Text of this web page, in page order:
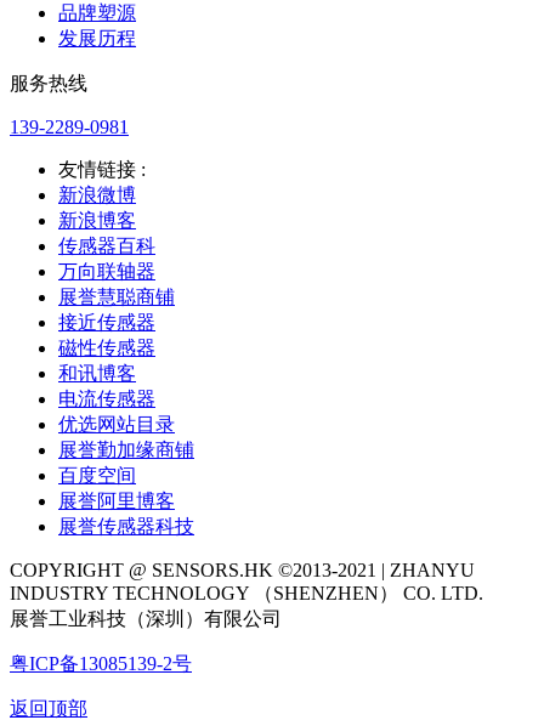
品牌塑源
发展历程
服务热线
139-2289-0981
友情链接 :
新浪微博
新浪博客
传感器百科
万向联轴器
展誉慧聪商铺
接近传感器
磁性传感器
和讯博客
电流传感器
优选网站目录
展誉勤加缘商铺
百度空间
展誉阿里博客
展誉传感器科技
COPYRIGHT @ SENSORS.HK ©2013-2021 | ZHANYU
INDUSTRY TECHNOLOGY （SHENZHEN） CO. LTD.
展誉工业科技（深圳）有限公司
粤ICP备13085139-2号
返回顶部